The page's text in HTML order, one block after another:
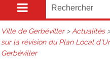
Ville de Gerbéviller>Actualités
sur la révision du Plan Local
Gerbéviller